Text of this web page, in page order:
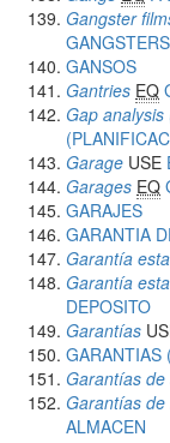
Gangster
GANGSTERS
GANSOS
Gantries EQ
Gap analysis
Garage USE
Garages EQ
GARAJES
GARANTIA
Garantía
Garantía
DEPOSITO
Garantías
GARANTIAS
Garantías de
Garantías
ALMACEN